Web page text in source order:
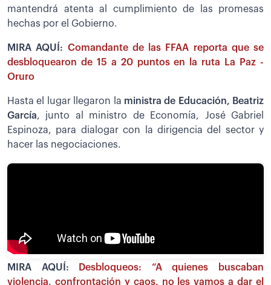
mantendrá atenta al cumplimiento de las promesas
hechas por el Gobierno.
MIRA AQUÍ: Comandante de las FFAA reporta que se
desbloquearon de 15 a 20 puntos en la ruta La Paz -
Oruro
Hasta el lugar llegaron la ministra de Educación, Beatriz
García, junto al ministro de Economía, José Gabriel
Espinoza, para dialogar con la dirigencia del sector y
hacer las negociaciones.
MIRA AQUÍ:
Desbloqueos: “A quienes buscaban
violencia, confrontación y caos, no les vamos a dar el